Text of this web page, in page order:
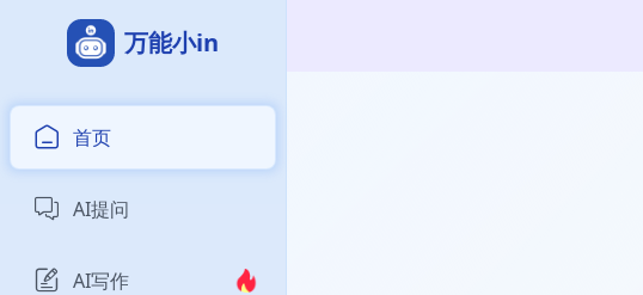
万能小in
首页
AI提问
AI写作